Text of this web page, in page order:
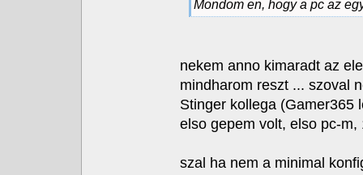
Mondom en, hogy a pc az
nekem anno kimaradt az
mindharom reszt ... szoval
Stinger kollega (Gamer365
elso gepem volt, elso pc-m,
szal ha nem a minimal